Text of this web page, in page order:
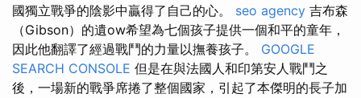
國獨立戰爭的陰影中贏得了自己的心。 seo agency 吉布森
（Gibson）的遺ow希望為七個孩子提供一個和平的童年，
因此他翻譯了經過戰鬥的力量以撫養孩子。 GOOGLE
SEARCH CONSOLE 但是在與法國人和印第安人戰鬥之
後，一場新的戰爭席捲了整個國家，引起了本傑明的長子加